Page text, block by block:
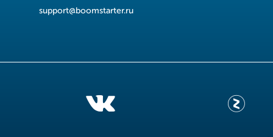
support@boomstarter.ru